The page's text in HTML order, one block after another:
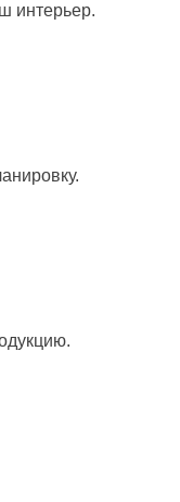
интерьер.